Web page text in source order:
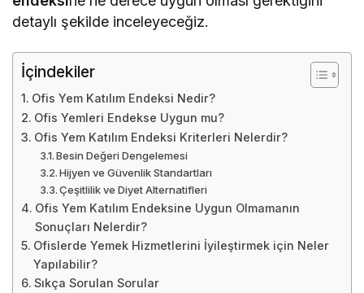
detaylı şekilde inceleyeceğiz.
İçindekiler
Ofis Yem Katılım Endeksi Nedir?
Ofis Yemleri Endekse Uygun mu?
Ofis Yem Katılım Endeksi Kriterleri Nelerdir?
Besin Değeri Dengelemesi
Hijyen ve Güvenlik Standartları
Çeşitlilik ve Diyet Alternatifleri
Ofis Yem Katılım Endeksine Uygun Olmamanın
Sonuçları Nelerdir?
Ofislerde Yemek Hizmetlerini İyileştirmek için Neler
Yapılabilir?
Sıkça Sorulan Sorular